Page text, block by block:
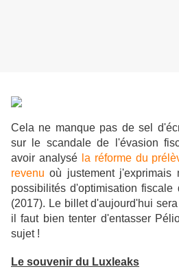
Cela ne manque pas de sel
sur le scandale de l'évasion
avoir analysé la réforme du
revenu où justement j'exprimais
possibilités d'optimisation fiscale
(2017). Le billet d'aujourd'hui
il faut bien tenter d'entasser
sujet !
Le souvenir du Luxleaks